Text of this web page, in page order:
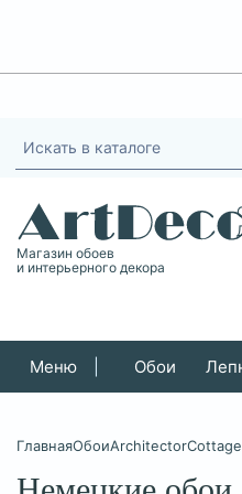
Магазин обоев
и интерьерного декора
Меню Обои
ГлавнаяОбоиArchitector